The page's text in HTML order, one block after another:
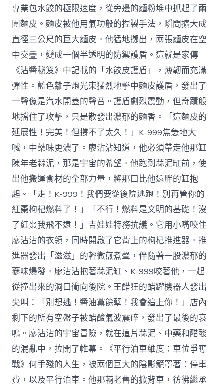
專業包水餃的極限速度，從旁邊的麵粉堆中抓起了兩
團麵皮。麵皮被他用氣功般的捏製手法，瞬間擴大成
直徑三公尺的巨大麵皮。他猛地擲出，兩張麵皮在空
中交疊，變成一個半透明的防禦護盾。這就是家傳
《沾醬秘笈》中記載的「水餃皮護盾」，薄韌而充滿
彈性。藍色離子炮光束猛烈地擊中麵皮護盾，發出了
一聲像是汽水開蓋的聲音。護盾劇烈震動，但奇蹟般
地擋住了攻擊，只是散發出濃郁的麵香。「這麵皮的
延展性！完美！但撐不了太久！」K-999焦急地大
喊，中藥味更濃了。廖沾沾知道，他必須帶走他那缸
陳年老蒜泥，那是宇宙的希望。他跑到蒜泥缸前，使
出他搬運食材的全部力量，將那口比他還胖的缸抱
起。「走！K-999！我們要從後院逃跑！別再管你的
紅棗枸杞燃料了！」「不行！燃料是文明的基礎！沒
了紅棗我飛不遠！」吉娃娃特務抗議。它用小嘴咬住
廖沾沾的衣領，同時開啟了它背上的枸杞推進器。推
進器發出「滋滋」的輕微煎煮聲，伴隨著一股濃郁的
蔘味爆發。廖沾沾抱著蒜泥缸、K-999咬著他，一起
從撞出來的洞口衝向後院。王醋狂的醋罐機器人發出
尖叫：「別想逃！醬油黨餘孽！我會追上你！」店內
剩下的所有空盤子被醋酸氣波震碎，發出了最後的哀
鳴。廖沾沾的宇宙冒險，就在這片蒜泥、中藥和醋酸
的混亂中，拉開了帷幕。《平行泊車維度：車位爭奪
戰》何手殘的人生，被兩個巨大的陰影籠罩著：停車
費，以及平行泊車。他那輛老舊的掀背車，彷彿繼承